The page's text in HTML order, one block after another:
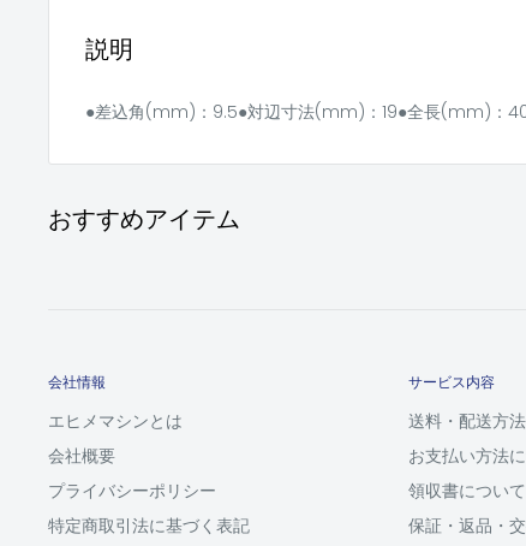
説明
●差込角(mm)：9.5●対辺寸法(mm)：19●全長(mm)：
おすすめアイテム
会社情報
エヒメマシンとは
会社概要
プライバシーポリシー
特定商取引法に基づく表記
サービス内容
送料・配送方
お支払い方法
領収書について
保証・返品・